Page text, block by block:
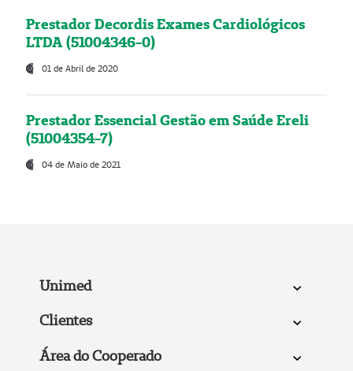
Prestador Decordis Exames Cardiológicos
LTDA (51004346-0)
01 de Abril de 2020
Prestador Essencial Gestão em Saúde Ereli
(51004354-7)
04 de Maio de 2021
Unimed
Clientes
Área do Cooperado